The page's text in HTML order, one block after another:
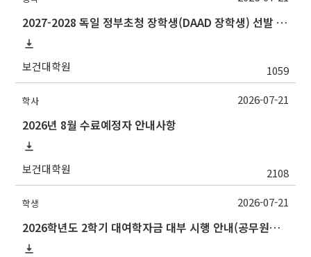
2027-2028 독일 정부초청 장학생(DAAD 장학생) 선발 안내
보건대학원 1059
학사
2026년 8월 수료예정자 안내사항
보건대학원 2108
2026-07-21
학생
2026학년도 2학기 대여학자금 대부 시행 안내(공무원연금공단)
2026-07-21